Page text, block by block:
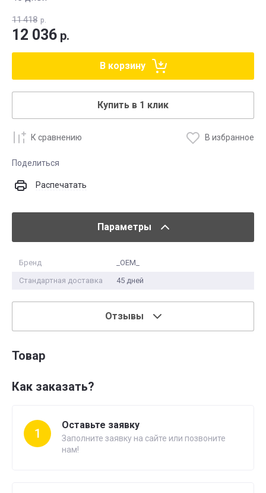
11 418 р.
12 036 р.
В корзину
Купить в 1 клик
К сравнению В избранное
Поделиться
Распечатать
Параметры
Бренд
_OEM_
Стандартная доставка
45 дней
Отзывы
Товар
Как заказать?
1
Оставьте заявку
Заполните заявку на сайте или позвоните
нам!